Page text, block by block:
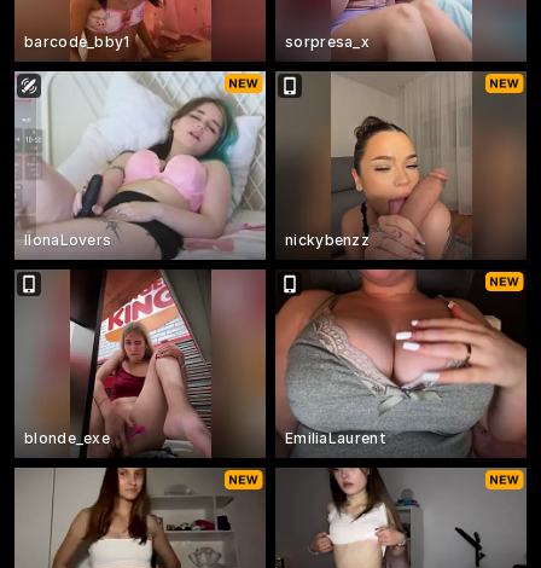
barcode_bby1 sorpresa_x
IlonaLovers nickybenzz
blonde_exe EmiliaLaurent